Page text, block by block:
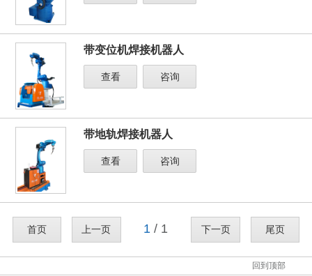
带变位机焊接机器人
查看 咨询
带地轨焊接机器人
查看 咨询
首页 上一页 1 / 1 下一页 尾页
回到顶部